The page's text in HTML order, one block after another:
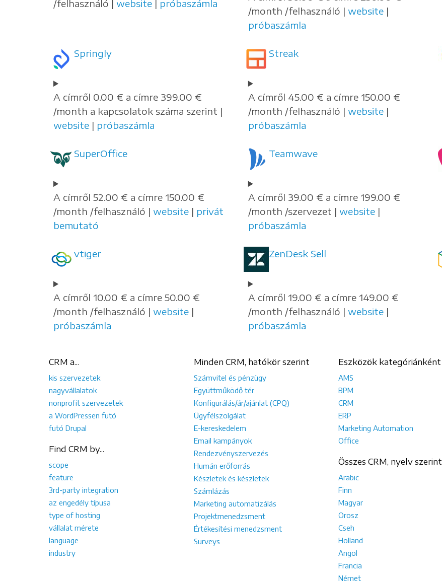
/felhasználó | website | próbaszámla
/month /felhasználó | website|
próbaszámla
Springly
A címről 0.00 € a címre 399.00 €
/month a kapcsolatok száma szerint |
website | próbaszámla
Streak
A címről 45.00 € a címre 150.00 €
/month /felhasználó | website|
próbaszámla
SuperOffice
A címről 52.00 € a címre 150.00 €
/month /felhasználó | website | privát
bemutató
Teamwave
A címről 39.00 € a címre 199.00 €
/month /szervezet | website|
próbaszámla
vtiger
A címről 10.00 € a címre 50.00 €
/month /felhasználó | website |
próbaszámla
ZenDesk Sell
A címről 19.00 € a címre 149.00 €
/month /felhasználó | website|
próbaszámla
CRM a...
kis szervezetek
nagyvállalatok
nonprofit szervezetek
a WordPressen futó
futó Drupal
Find CRM by...
scope
feature
3rd-party integration
az engedély típusa
type of hosting
vállalat mérete
language
industry
Minden CRM, hatókör szerint
Számvitel és pénzügy
Együttműködő tér
Konfigurálás/ár/ajánlat (CPQ)
Ügyfélszolgálat
E-kereskedelem
Email kampányok
Rendezvényszervezés
Humán erőforrás
Készletek és készletek
Számlázás
Marketing automatizálás
Projektmenedzsment
Értékesítési menedzsment
Surveys
Eszközök kategóriánként
AMS
BPM
CRM
ERP
Marketing Automation
Office
Összes CRM, nyelv szerint
Arabic
Finn
Magyar
Orosz
Cseh
Holland
Angol
Francia
Német